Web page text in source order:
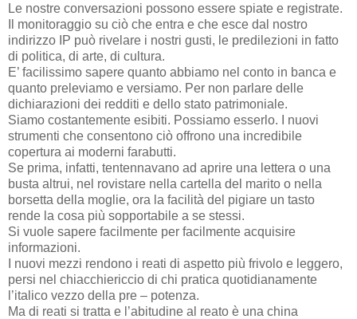
Le nostre conversazioni possono essere spiate e registrate.
Il monitoraggio su ciò che entra e che esce dal nostro
indirizzo IP può rivelare i nostri gusti, le predilezioni in fatto
di politica, di arte, di cultura.
E’ facilissimo sapere quanto abbiamo nel conto in banca e
quanto preleviamo e versiamo. Per non parlare delle
dichiarazioni dei redditi e dello stato patrimoniale.
Siamo costantemente esibiti. Possiamo esserlo. I nuovi
strumenti che consentono ciò offrono una incredibile
copertura ai moderni farabutti.
Se prima, infatti, tentennavano ad aprire una lettera o una
busta altrui, nel rovistare nella cartella del marito o nella
borsetta della moglie, ora la facilità del pigiare un tasto
rende la cosa più sopportabile a se stessi.
Si vuole sapere facilmente per facilmente acquisire
informazioni.
I nuovi mezzi rendono i reati di aspetto più frivolo e leggero,
persi nel chiacchiericcio di chi pratica quotidianamente
l’italico vezzo della pre – potenza.
Ma di reati si tratta e l’abitudine al reato è una china